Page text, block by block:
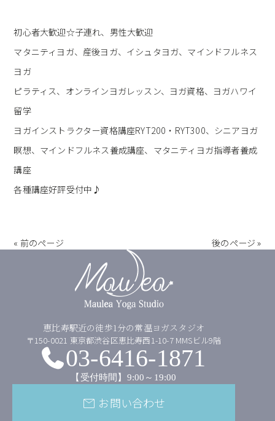
初心者大歓迎☆子連れ、男性大歓迎
マタニティヨガ、産後ヨガ、イシュタヨガ、マインドフルネス
ヨガ
ピラティス、オンラインヨガレッスン、ヨガ資格、ヨガハワイ
留学
ヨガインストラクター資格講座RYT200・RYT300、シニアヨガ
瞑想、マインドフルネス養成講座、マタニティヨガ指導者養成
講座
各種講座好評受付中♪
« 前のページ 後のページ »
恵比寿駅近の徒歩1分の常温ヨガスタジオ
〒150-0021 東京都渋谷区恵比寿西1-10-7 MMSビル9階
03-6416-1871
【受付時間】9:00～19:00
mail お問い合わせ